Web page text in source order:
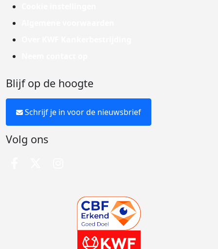
Blijf op de hoogte
Schrijf je in voor de nieuwsbrief
Volg ons